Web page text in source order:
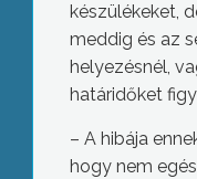
készülékeket,
meddig és az
helyezésnél,
határidőket
– A hibája
hogy nem